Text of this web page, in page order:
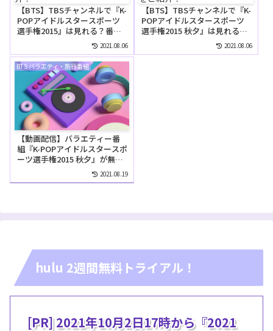
【BTS】TBSチャンネルで『K-
POPアイドルスタースポーツ
選手権2015』は見れる？番組
表・放送日・時間をご紹介！
2021.08.06
【BTS】TBSチャンネルで『K-
POPアイドルスタースポーツ
選手権2015 秋夕』は見れる？
番組表・放送日・時間をご紹
介！
2021.08.06
BTS バラエティ・旅行番組
【動画配信】バラエティー番
組『K-POPアイドルスタースポ
ーツ選手権2015 秋夕』が無料
で見れる動画配信サイトは？
2021.08.19
hulu 2週間無料トライアル！
[PR] 2021年10月2日17時から『2021